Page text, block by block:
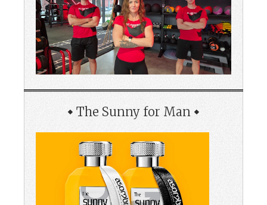
The Sunny for Man